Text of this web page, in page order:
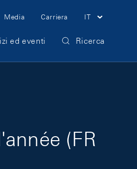
Media Carriera IT
ed eventi Ricerca
(FR